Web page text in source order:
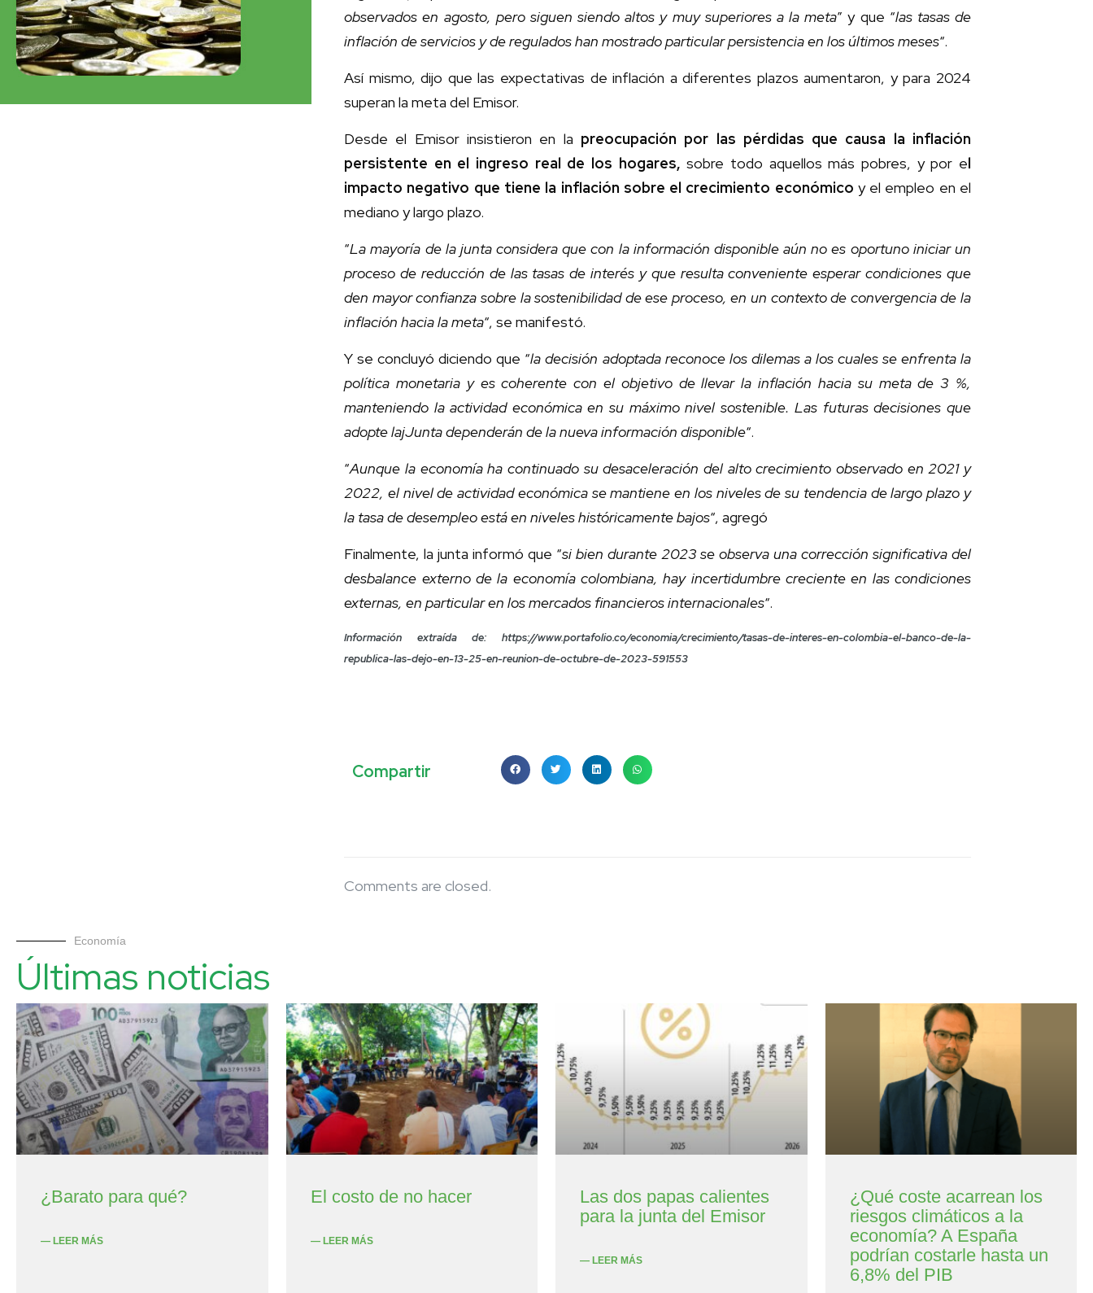
observados en agosto, pero siguen siendo altos y muy superiores a la meta” y que “las tasas de
inflación de servicios y de regulados han mostrado particular persistencia en los últimos meses“.
Así mismo, dijo que las expectativas de inflación a diferentes plazos aumentaron, y para 2024
superan la meta del Emisor.
Desde el Emisor insistieron en la preocupación por las pérdidas que causa la inflación
persistente en el ingreso real de los hogares,sobre todo aquellos más pobres, y por el
impacto negativo que tiene la inflación sobre el crecimiento económico y el empleo en el
mediano y largo plazo.
“La mayoría de la junta considera que con la información disponible aún no es oportuno iniciar un
proceso de reducción de las tasas de interés y que resulta conveniente esperar condiciones que
den mayor confianza sobre la sostenibilidad de ese proceso, en un contexto de convergencia de la
inflación hacia la meta“, se manifestó.
Y se concluyó diciendo que “la decisión adoptada reconoce los dilemas a los cuales se enfrenta la
política monetaria y es coherente con el objetivo de llevar la inflación hacia su meta de 3 %,
manteniendo la actividad económica en su máximo nivel sostenible. Las futuras decisiones que
adopte lajJunta dependerán de la nueva información disponible“.
“Aunque la economía ha continuado su desaceleración del alto crecimiento observado en 2021 y
2022, el nivel de actividad económica se mantiene en los niveles de su tendencia de largo plazo y
la tasa de desempleo está en niveles históricamente bajos“, agregó
Finalmente, la junta informó que “si bien durante 2023 se observa una corrección significativa del
desbalance externo de la economía colombiana, hay incertidumbre creciente en las condiciones
externas, en particular en los mercados financieros internacionales“.
Información extraída de: https://www.portafolio.co/economia/crecimiento/tasas-de-interes-en-colombia-el-banco-de-la-
republica-las-dejo-en-13-25-en-reunion-de-octubre-de-2023-591553
Compartir
Comments are closed.
Economía
Últimas noticias
¿Barato para qué?
— LEER MÁS
El costo de no hacer
— LEER MÁS
Las dos papas calientes
para la junta del Emisor
— LEER MÁS
¿Qué coste acarrean los
riesgos climáticos a la
economía? A España
podrían costarle hasta un
6,8% del PIB